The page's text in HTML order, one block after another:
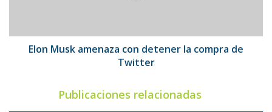
Twitter
Elon Musk amenaza con detener la compra de
Twitter
Publicaciones relacionadas